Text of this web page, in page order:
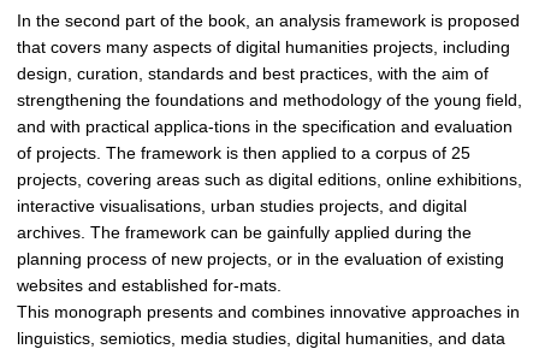
In the second part of the book, an analysis framework is proposed
that covers many aspects of digital humanities projects, including
design, curation, standards and best practices, with the aim of
strengthening the foundations and methodology of the young field,
and with practical applica-tions in the specification and evaluation
of projects. The framework is then applied to a corpus of 25
projects, covering areas such as digital editions, online exhibitions,
interactive visualisations, urban studies projects, and digital
archives. The framework can be gainfully applied during the
planning process of new projects, or in the evaluation of existing
websites and established for-mats.
This monograph presents and combines innovative approaches in
linguistics, semiotics, media studies, digital humanities, and data